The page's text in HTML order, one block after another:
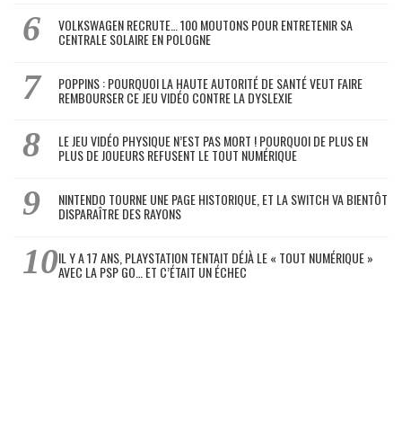
VOLKSWAGEN RECRUTE… 100 MOUTONS POUR ENTRETENIR SA
CENTRALE SOLAIRE EN POLOGNE
POPPINS : POURQUOI LA HAUTE AUTORITÉ DE SANTÉ VEUT FAIRE
REMBOURSER CE JEU VIDÉO CONTRE LA DYSLEXIE
LE JEU VIDÉO PHYSIQUE N’EST PAS MORT ! POURQUOI DE PLUS EN
PLUS DE JOUEURS REFUSENT LE TOUT NUMÉRIQUE
NINTENDO TOURNE UNE PAGE HISTORIQUE, ET LA SWITCH VA BIENTÔT
DISPARAÎTRE DES RAYONS
IL Y A 17 ANS, PLAYSTATION TENTAIT DÉJÀ LE « TOUT NUMÉRIQUE »
AVEC LA PSP GO… ET C’ÉTAIT UN ÉCHEC